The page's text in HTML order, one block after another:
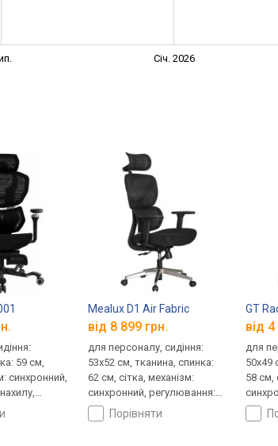
Січ. 2026
59 см,
синхронний,
Mealux D1 Air Fabric
від 8 899 грн.
для персоналу, сидіння:
53x52 см, тканина, спинка:
62 см, сітка, механізм:
синхронний, регулювання:
нахилу, висоти, глибини,
жорсткості
порівняти
GT
від
для
50x49
58 см,